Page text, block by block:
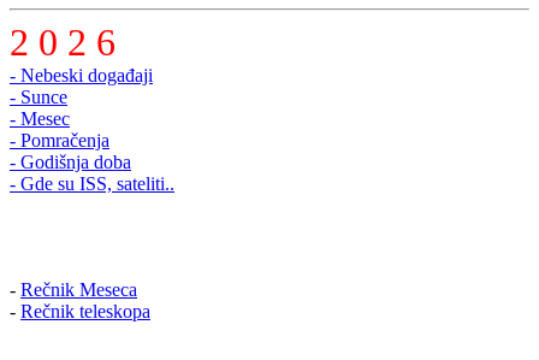
2 0 2 6
- Nebeski događaji
- Sunce
- Mesec
- Pomračenja
- Godišnja doba
- Gde su ISS, sateliti..
- Rečnik Meseca
- Rečnik teleskopa